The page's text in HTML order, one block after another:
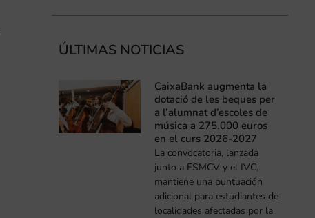
ÚLTIMAS NOTICIAS
CaixaBank augmenta la
dotació de les beques per
a l’alumnat d’escoles de
música a 275.000 euros
en el curs 2026-2027
La convocatoria, lanzada
junto a FSMCV y el IVC,
mantiene una puntuación
adicional para estudiantes de
localidades afectadas por la